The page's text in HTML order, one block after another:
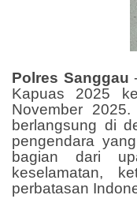
Polres Sanggau
Kapuas 2025
November
berlangsung di
pengendara
bagian dari
keselamatan,
perbatasan